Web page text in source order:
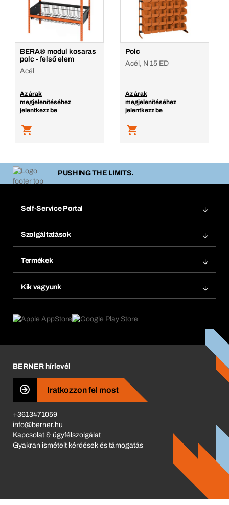
BERA® modul kosaras
polc - felső elem
Acél
Az árak
megjelenítéséhez
jelentkezz be
Polc
Acél, N 15 ED
Az árak
megjelenítéséhez
jelentkezz be
PUSHING THE LIMITS.
Self-Service Portal
Könyvjelzők
Újrarendelés
Termék előfizetések
Szolgáltatások
Vegyi biztonságmenedzsment
eProcurement
Termékajánló
Termékek
Kik vagyunk
Mi hajt minket
Business Conduct
BERNER hírlevél
Iratkozzon fel most
+3613471059
info@berner.hu
Kapcsolat & ügyfélszolgálat
Gyakran ismételt kérdések és támogatás